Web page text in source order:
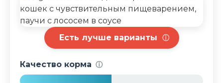
Есть лучше варианты ⓘ
Качество корма ⓘ